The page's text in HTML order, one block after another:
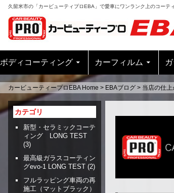
久留米市の「カービューティプロEBA」で愛車にワンランク上のコーテ
ボディコーティング カーフィルム
カービューティープロEBA Home > EBAブログ > 当店の仕上
カテゴリ
新型・セラミックコーテ
ィング LONG TEST
(3)
最高級ガラスコーティン
グevo-1 LONG TEST (2)
フルラッピング車両の再
施工（マットブラック）